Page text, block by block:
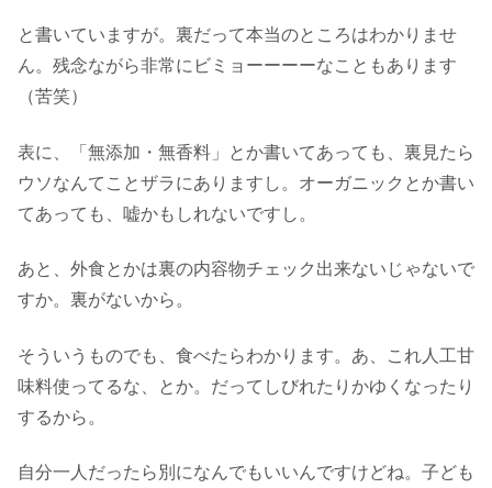
と書いていますが。裏だって本当のところはわかりませ
ん。残念ながら非常にビミョーーーーなこともあります
（苦笑）
表に、「無添加・無香料」とか書いてあっても、裏見たら
ウソなんてことザラにありますし。オーガニックとか書い
てあっても、嘘かもしれないですし。
あと、外食とかは裏の内容物チェック出来ないじゃないで
すか。裏がないから。
そういうものでも、食べたらわかります。あ、これ人工甘
味料使ってるな、とか。だってしびれたりかゆくなったり
するから。
自分一人だったら別になんでもいいんですけどね。子ども